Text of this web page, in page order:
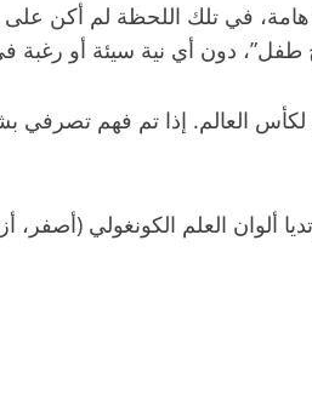
في تلك اللحظة لم أكن على
دون أي نية سيئة أو رغبة
لكأس العالم. إذا تم فهم
ألوان العلم الكونغولي